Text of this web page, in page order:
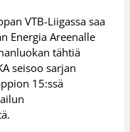
VTB-Liigassa saa
Energia Areenalle
tähtiä
seisoo sarjan
15:ssä